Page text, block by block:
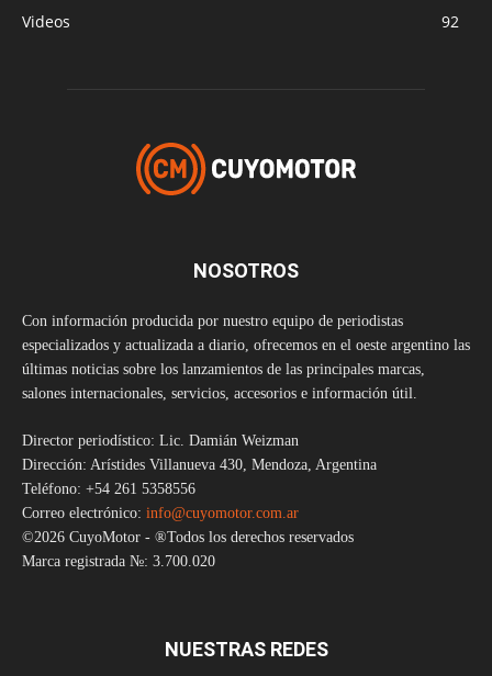
Videos
92
NOSOTROS
Con información producida por nuestro equipo de periodistas
especializados y actualizada a diario, ofrecemos en el oeste argentino las
últimas noticias sobre los lanzamientos de las principales marcas,
salones internacionales, servicios, accesorios e información útil.
Director periodístico: Lic. Damián Weizman
Dirección: Arístides Villanueva 430, Mendoza, Argentina
Teléfono: +54 261 5358556
Correo electrónico: info@cuyomotor.com.ar
©2026 CuyoMotor - ®Todos los derechos reservados
Marca registrada №: 3.700.020
NUESTRAS REDES